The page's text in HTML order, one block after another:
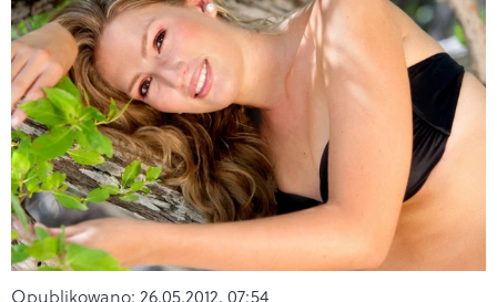
Opublikowano: 26.05.2012, 07:54